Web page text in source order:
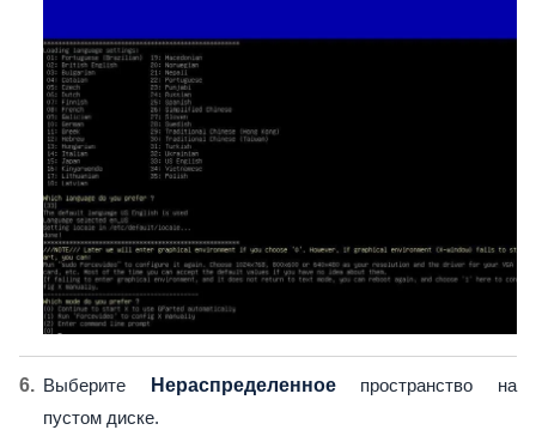
Выберите Нераспределенноепространство на
пустом диске.